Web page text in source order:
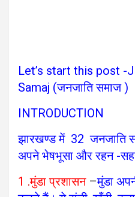
Let’s start this post -
Samaj (जनजाति समाज )
INTRODUCTION
झारखण्ड में 32 जनजाति
अपने भेषभूसा और रहन -
1 .मुंडा प्रशासन–मुंडा